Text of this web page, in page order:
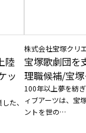
陸
ッ
た、
株式会社宝塚クリ
宝塚歌劇団を
理職候補/宝
100年以上夢を紡
ィブアーツは、宝
ントを世の…